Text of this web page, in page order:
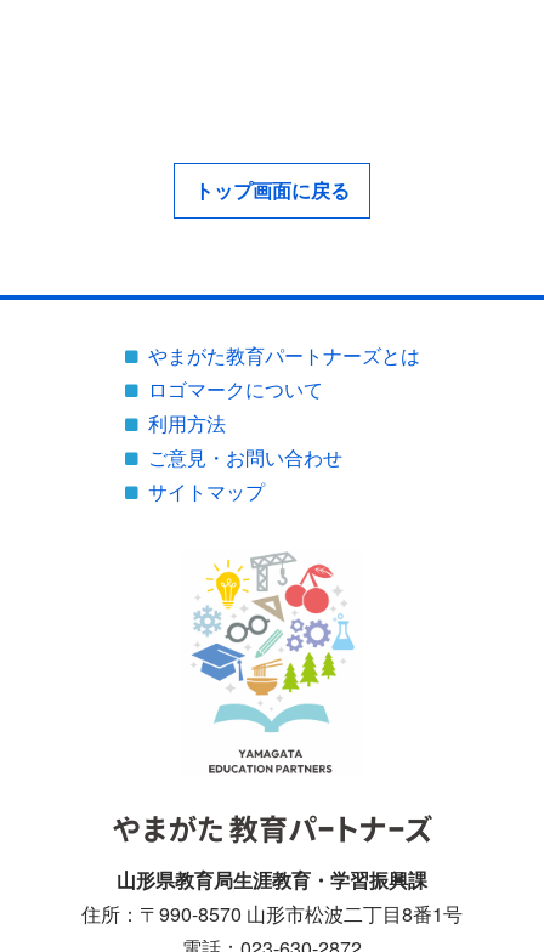
トップ画面に戻る
山形県教育局生涯教育・学習振興課
住所：〒990-8570 山形市松波二丁目8番1号
やまがた教育パートナーズとは
ロゴマークについて
利用方法
ご意見・お問い合わせ
サイトマップ